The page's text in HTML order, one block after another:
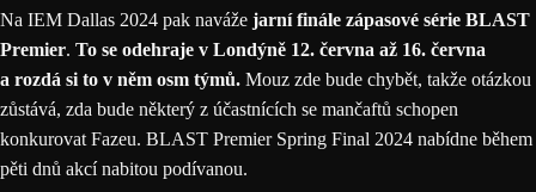
Na IEM Dallas 2024 pak naváže jarní finále zápasové série BLAST
Premier. To se odehraje v Londýně 12. června až 16. června
a rozdá si to v něm osm týmů. Mouz zde bude chybět, takže otázkou
zůstává, zda bude některý z účastnících se mančaftů schopen
konkurovat Fazeu. BLAST Premier Spring Final 2024 nabídne během
pěti dnů akcí nabitou podívanou.